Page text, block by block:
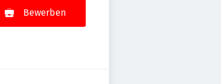
Bewerben